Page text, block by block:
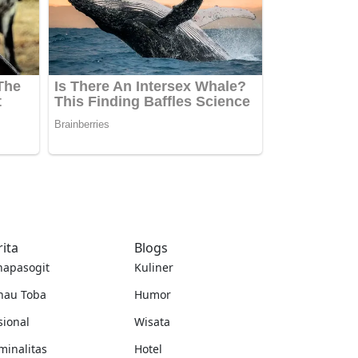
Toba
Blogs
Kuliner
Humor
Wisata
Hotel